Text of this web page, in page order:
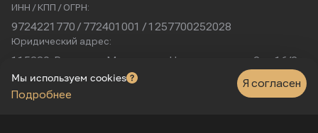
ИНН / КПП / ОГРН:
9724221770 / 772401001 / 1257700252028
Юридический адрес:
115230, Россия, г. Москва, ул. Нагатинская, д. 2, п. 16/2
Физический адрес:
г. Москва, Нагатинская улица, 16к1с5
Мы используем cookies
Подробнее
Я согласен